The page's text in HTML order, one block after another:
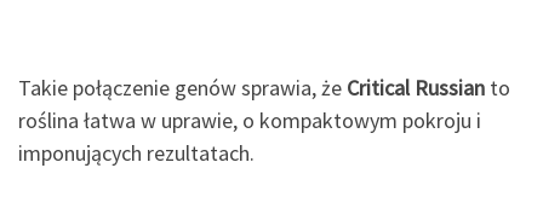
Takie połączenie genów sprawia, że Critical Russian to
roślina łatwa w uprawie, o kompaktowym pokroju i
imponujących rezultatach.